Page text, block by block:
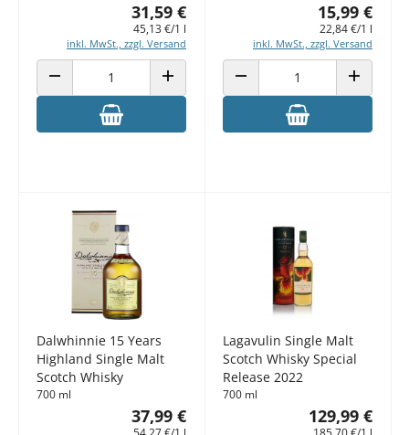
31,59 €
45,13 €/1 l
inkl. MwSt., zzgl. Versand
ANZAHL VERRINGERN ANZAHL ERHÖHEN
15,99 €
22,84 €/1 l
inkl. MwSt., zzgl. Versand
ANZAHL VERRINGERN ANZAHL
Dalwhinnie 15 Years
Highland Single Malt
Scotch Whisky
700 ml
37,99 €
Lagavulin Single Malt
Scotch Whisky Special
Release 2022
700 ml
129,99 €